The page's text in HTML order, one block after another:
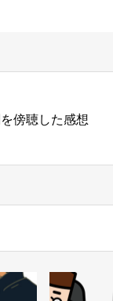
傍聴した感想